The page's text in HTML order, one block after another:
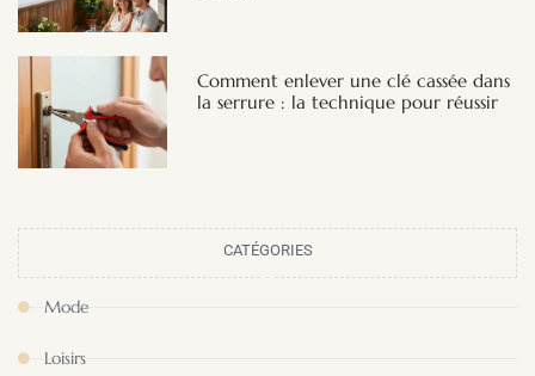
Comment enlever une clé cassée dans
la serrure : la technique pour réussir
CATÉGORIES
Mode
Loisirs